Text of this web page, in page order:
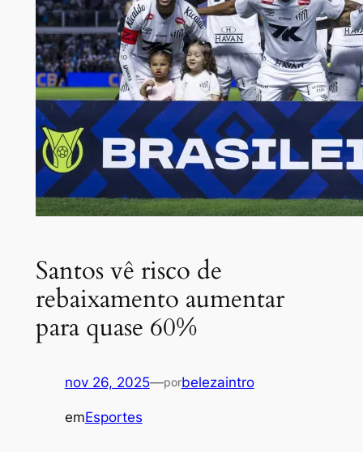
Santos vê risco de
rebaixamento aumentar
para quase 60%
nov 26, 2025—porbelezaintro
emEsportes